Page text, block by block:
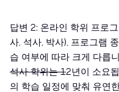
답변 2: 온라인 학위 프로
사, 석사, 박사), 프로그램
습 여부에 따라 크게 다릅
석사 학위는 12년이 소요
의 학습 일정에 맞춰 유연